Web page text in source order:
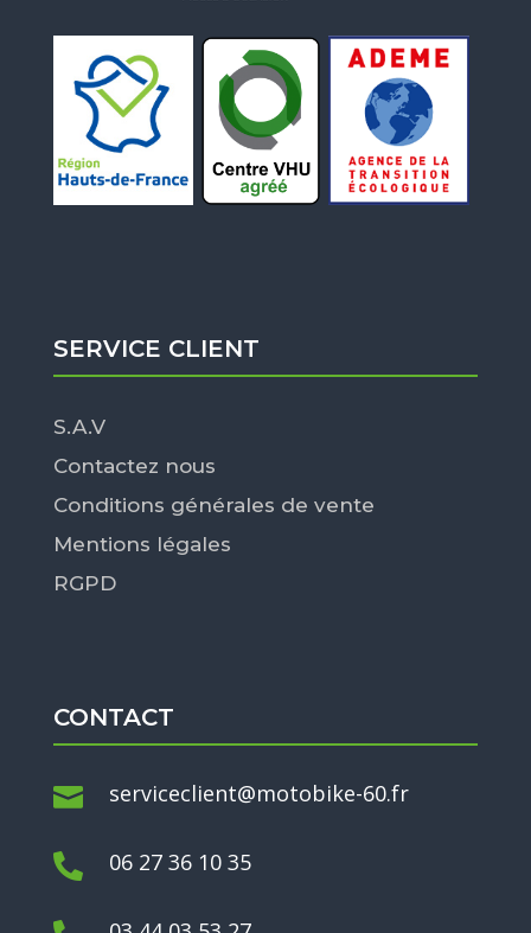
SERVICE CLIENT
S.A.V
Contactez nous
Conditions générales de vente
Mentions légales
RGPD
CONTACT
 serviceclient@motobike-60.fr
 06 27 36 10 35